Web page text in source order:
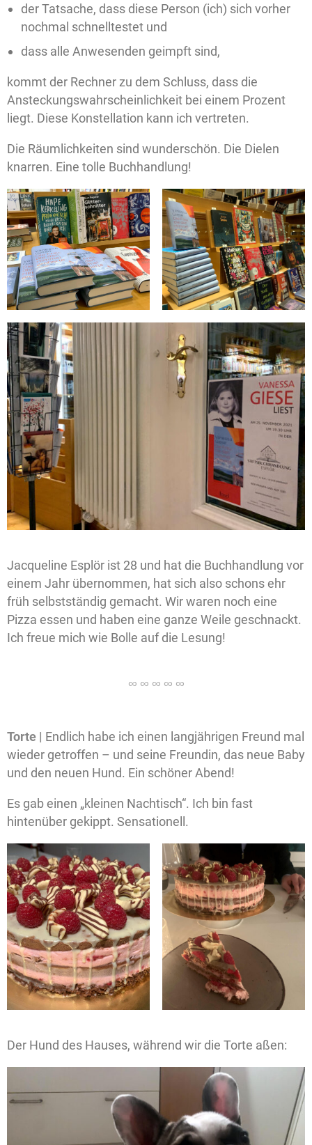
der Tatsache, dass diese Person (ich) sich vorher
nochmal schnelltestet und
dass alle Anwesenden geimpft sind,
kommt der Rechner zu dem Schluss, dass die
Ansteckungswahrscheinlichkeit bei einem Prozent
liegt. Diese Konstellation kann ich vertreten.
Die Räumlichkeiten sind wunderschön. Die Dielen
knarren. Eine tolle Buchhandlung!
Jacqueline Esplör ist 28 und hat die Buchhandlung vor
einem Jahr übernommen, hat sich also schons ehr
früh selbstständig gemacht. Wir waren noch eine
Pizza essen und haben eine ganze Weile geschnackt.
Ich freue mich wie Bolle auf die Lesung!
Torte | Endlich habe ich einen langjährigen Freund mal
wieder getroffen – und seine Freundin, das neue Baby
und den neuen Hund. Ein schöner Abend!
Es gab einen „kleinen Nachtisch“. Ich bin fast
hintenüber gekippt. Sensationell.
Der Hund des Hauses, während wir die Torte aßen: